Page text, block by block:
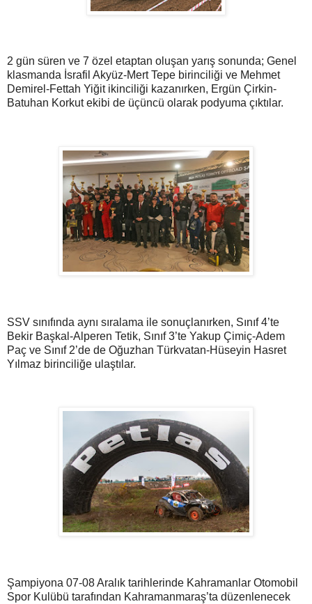
2 gün süren ve 7 özel etaptan oluşan yarış sonunda; Genel
klasmanda İsrafil Akyüz-Mert Tepe birinciliği ve Mehmet
Demirel-Fettah Yiğit ikinciliği kazanırken, Ergün Çirkin-
Batuhan Korkut ekibi de üçüncü olarak podyuma çıktılar.
SSV sınıfında aynı sıralama ile sonuçlanırken, Sınıf 4’te
Bekir Başkal-Alperen Tetik, Sınıf 3’te Yakup Çimiç-Adem
Paç ve Sınıf 2’de de Oğuzhan Türkvatan-Hüseyin Hasret
Yılmaz birinciliğe ulaştılar.
Şampiyona 07-08 Aralık tarihlerinde Kahramanlar Otomobil
Spor Kulübü tarafından Kahramanmaraş’ta düzenlenecek